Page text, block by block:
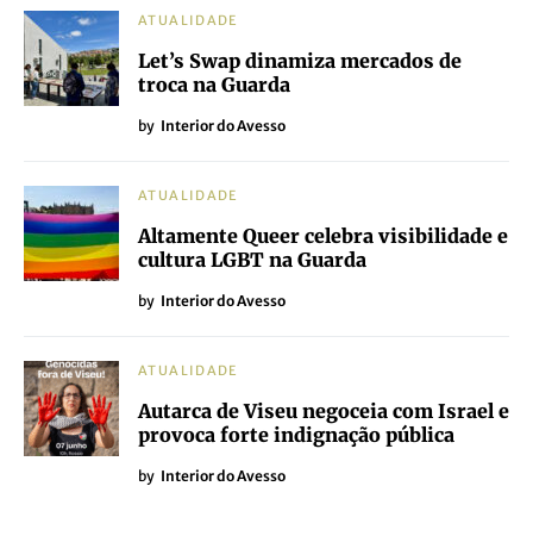
ATUALIDADE
Let’s Swap dinamiza mercados de
troca na Guarda
by Interior do Avesso
ATUALIDADE
Altamente Queer celebra visibilidade e
cultura LGBT na Guarda
by Interior do Avesso
ATUALIDADE
Autarca de Viseu negoceia com Israel e
provoca forte indignação pública
by Interior do Avesso